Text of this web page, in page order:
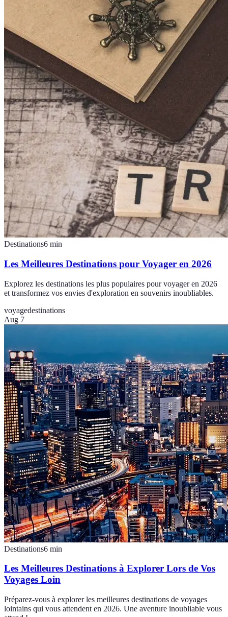
Destinations6 min
Les Meilleures Destinations pour Voyager en 2026
Explorez les destinations les plus populaires pour voyager en 2026
et transformez vos envies d'exploration en souvenirs inoubliables.
voyagedestinations
Aug 7
Destinations6 min
Les Meilleures Destinations à Explorer Lors de Vos
Voyages Loin
Préparez-vous à explorer les meilleures destinations de voyages
lointains qui vous attendent en 2026. Une aventure inoubliable vous